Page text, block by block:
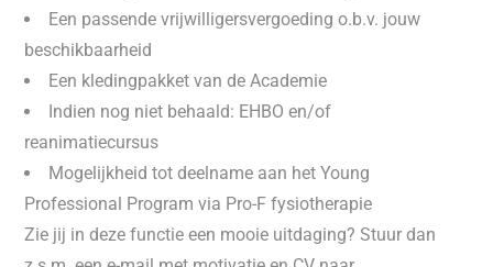
Een passende vrijwilligersvergoeding o.b.v. jouw
beschikbaarheid
Een kledingpakket van de Academie
Indien nog niet behaald: EHBO en/of
reanimatiecursus
Mogelijkheid tot deelname aan het Young
Professional Program via Pro-F fysiotherapie
Zie jij in deze functie een mooie uitdaging? Stuur dan